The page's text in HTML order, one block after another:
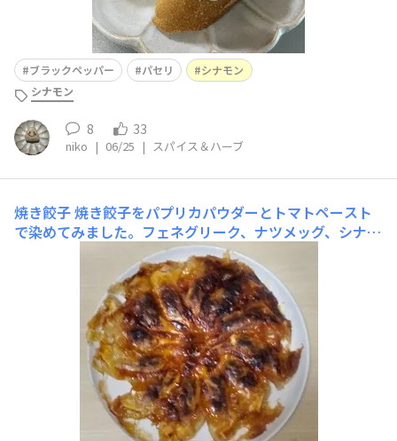
ブラックペッパー パセリ
シナモン
シナモン
8 33
niko | 06/25 | スパイス＆ハーブ
焼き餃子焼き餃子をパプリカパウダーとトマトペースト
で染めてみました。フェネグリーク、ナツメッグ、シナモ